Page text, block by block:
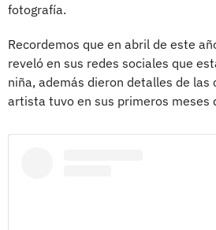
fotografía.
Recordemos que en abril de este
reveló en sus redes sociales que
niña, además dieron detalles de las
artista tuvo en sus primeros meses